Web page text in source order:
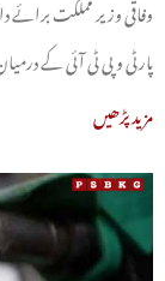
وفاقی وزیر مملکت
پارٹی و پی ٹی آئی کے
مزید پڑھیں